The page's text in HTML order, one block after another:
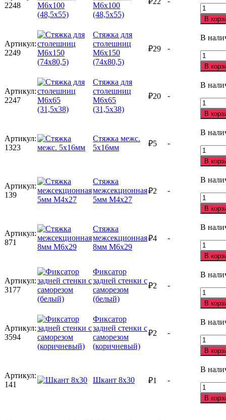
2248
М6х100
(48,5х55)
товара
Стяжка
для
В
Артикул:
2249
Стяжка для
столешниц
М6х150
(74х80,5)
₽29 -
В
товара
Стяжка
для
В
Артикул:
2247
Стяжка для
столешниц
М6х65
(31,5х38)
₽20 -
В
товара
Стяжка
для
М6х65
В
Артикул:
1323
Стяжка межс.
5х16мм
₽5 -
В
товара
Стяжка
межс.
5х16мм
В
Артикул:
139
Стяжка
межсекционная
5мм М4х27
₽2 -
В
товара
Стяжка
5мм
М4х27
В
Артикул:
871
Стяжка
межсекционная
8мм М6х29
₽4 -
В
товара
Стяжка
8мм
М6х29
В
Артикул:
3177
Фиксатор
задней стенки с
саморезом
(белый)
₽2 -
В
товара
задней
стенки
с
(белый)
В
Артикул:
3594
Фиксатор
задней стенки с
саморезом
(коричневый)
₽2 -
В
товара
задней
стенки
с
В
Артикул:
141
Шкант 8х30 ₽1 -
В
товара
Шкант
В